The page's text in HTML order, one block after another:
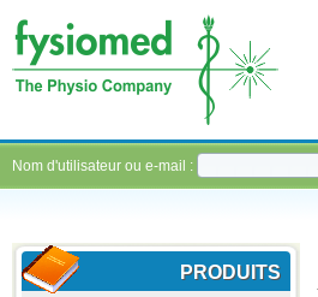
Nom d'utilisateur ou e-mail :
PRODUITS